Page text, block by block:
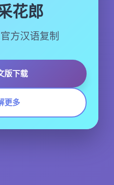
花郎
方汉语复制
版下载
更多